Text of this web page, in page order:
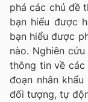
phá các chủ đề
bạn hiểu được
bạn hiểu được
nào. Nghiên
thông tin về các
đoạn nhân
đối tượng, tự